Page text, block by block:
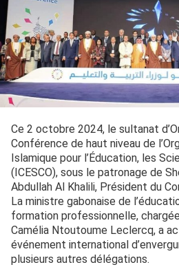
Ce 2 octobre 2024, le sultanat
Conférence de haut niveau de
Islamique pour l’Éducation, les
(ICESCO), sous le patronage de
Abdullah Al Khalili, Président du
La ministre gabonaise de
formation professionnelle,
Camélia Ntoutoume Leclercq, a
événement international
plusieurs autres délégations.